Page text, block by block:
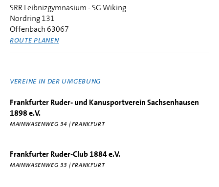
SRR Leibnizgymnasium - SG Wiking
Nordring 131
Offenbach 63067
ROUTE PLANEN
VEREINE IN DER UMGEBUNG
Frankfurter Ruder- und Kanusportverein Sachsenhausen
1898 e.V.
MAINWASENWEG 34 | FRANKFURT
Frankfurter Ruder-Club 1884 e.V.
MAINWASENWEG 33 | FRANKFURT